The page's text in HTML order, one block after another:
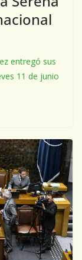
entregó sus
11 de junio